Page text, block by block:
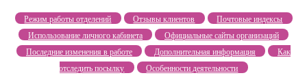
Режим работы отделений Отзывы клиентов
Почтовые индексы
Использование личного кабинета
Официальные сайты организаций
Последние изменения в работе
Дополнительная информация
Как
отследить посылку
Особенности деятельности